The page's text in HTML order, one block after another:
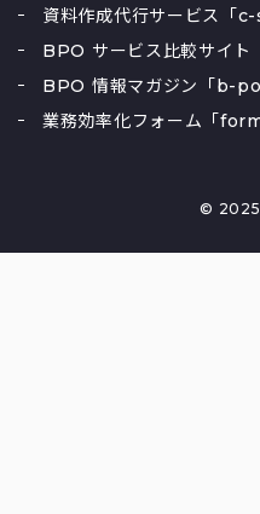
資料作成代行サービス「c-
BPO サービス比較サイト
BPO 情報マガジン「b-
業務効率化フォーム「
© 2025